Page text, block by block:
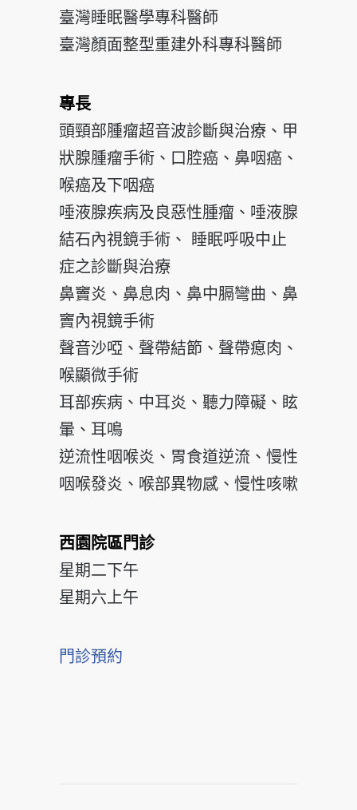
臺灣睡眠醫學專科醫師
臺灣顏面整型重建外科專科醫師
專長
頭頸部腫瘤超音波診斷與治療、甲
狀腺腫瘤手術、口腔癌、鼻咽癌、
喉癌及下咽癌
唾液腺疾病及良惡性腫瘤、唾液腺
結石內視鏡手術、 睡眠呼吸中止
症之診斷與治療
鼻竇炎、鼻息肉、鼻中膈彎曲、鼻
竇內視鏡手術
聲音沙啞、聲帶結節、聲帶瘜肉、
喉顯微手術
耳部疾病、中耳炎、聽力障礙、眩
暈、耳鳴
逆流性咽喉炎、胃食道逆流、慢性
咽喉發炎、喉部異物感、慢性咳嗽
西園院區門診
星期二下午
星期六上午
門診預約